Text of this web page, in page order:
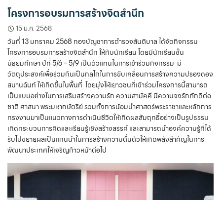
โครงการอบรมการสร้างจิตสำนึก
15 ม.ค. 2568
วันที่ 13 มกราคม 2568 กองบัญชาการตำรวจสันติบาล ได้จัดกิจกรรม
โครงการอบรมการสร้างจิตสำนึก ให้กับนักเรียน โดยมีนักเรียนชั้น
มัธยมศึกษา ปีที่ 5/6 – 5/9 เป็นตัวแทนในการเข้าร่วมกิจกรรม มี
วัตถุประสงค์เพื่อร่วมกันเป็นกลไกในการขับเคลื่อนการสร้างความปรองดอง
สมานฉันท์ ให้เกิดขึ้นในพื้นที่ โดยมุ่งให้เยาวชนที่เข้าร่วมโครงการนี้สามารถ
เป็นแบบอย่างในการเสริมสร้างความรัก ความสามัคคี มีความจงรักภักดีต่อ
ชาติ ศาสนา พระมหากษัตริย์ รวมทั้งการน้อมนำศาสตร์พระราชาและหลักการ
ทรงงานมาเป็นแนวทางการดำเนินชีวิตให้เกิดผลสัมฤทธิ์อย่างเป็นรูปธรรม
เกิดกระบวนการคิดและเรียนรู้เชิงสร้างสรรค์ และสามารถนำองค์ความรู้ที่ได้
รับไปขยายผลเป็นแกนนำในการสร้างความตื่นตัวให้เกิดพลังสำคัญในการ
พัฒนาประเทศให้เจริญก้าวหน้าต่อไป